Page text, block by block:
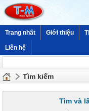
Trang nhất Giới thiệu
Liên hệ
Tìm kiếm
Tìm và